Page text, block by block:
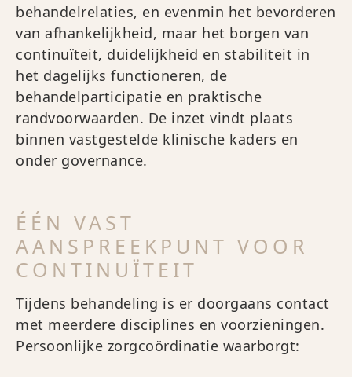
behandelrelaties, en evenmin het bevorderen
van afhankelijkheid, maar het borgen van
continuïteit, duidelijkheid en stabiliteit in
het dagelijks functioneren, de
behandelparticipatie en praktische
randvoorwaarden. De inzet vindt plaats
binnen vastgestelde klinische kaders en
onder governance.
ÉÉN VAST
AANSPREEKPUNT VOOR
CONTINUÏTEIT
Tijdens behandeling is er doorgaans contact
met meerdere disciplines en voorzieningen.
Persoonlijke zorgcoördinatie waarborgt: